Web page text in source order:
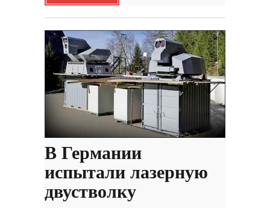
В Германии
испытали лазерную
двустволку